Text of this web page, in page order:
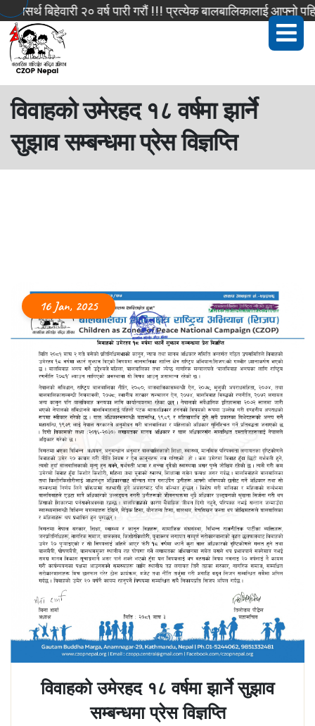
२० वर्ष पारी गरौं !!! प्रत्येक बालबालिकालाई आफ्नो
विवाहको उमेरहद १८ वर्षमा झार्ने
सुझाव सम्बन्धमा प्रेस विज्ञप्ति
16 Jan, 2025
विवाहको उमेरहद १८ वर्षमा झार्ने सुझाव
सम्बन्धमा प्रेस विज्ञप्ति